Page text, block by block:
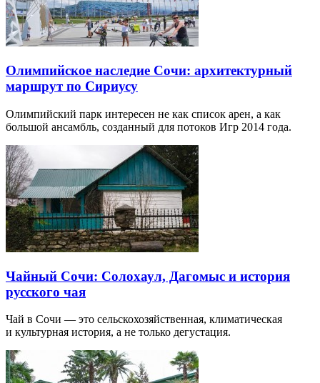
Олимпийское наследие Сочи: архитектурный
маршрут по Сириусу
Олимпийский парк интересен не как список арен, а как
большой ансамбль, созданный для потоков Игр 2014 года.
Чайный Сочи: Солохаул, Дагомыс и история
русского чая
Чай в Сочи — это сельскохозяйственная, климатическая
и культурная история, а не только дегустация.